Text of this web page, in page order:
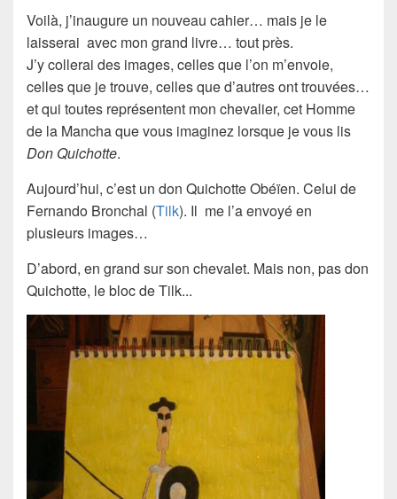
Voilà, j’inaugure un nouveau cahier… mais je le
laisserai avec mon grand livre… tout près.
J’y collerai des images, celles que l’on m’envoie,
celles que je trouve, celles que d’autres ont trouvées…
et qui toutes représentent mon chevalier, cet Homme
de la Mancha que vous imaginez lorsque je vous lis
Don Quichotte.
Aujourd’hui, c’est un don Quichotte Obéïen. Celui de
Fernando Bronchal (Tilk). Il me l’a envoyé en
plusieurs images…
D’abord, en grand sur son chevalet. Mais non, pas don
Quichotte, le bloc deTilk...